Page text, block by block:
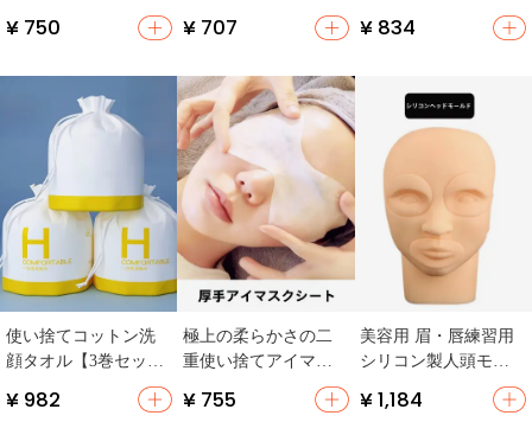
院向け・閉じた毛穴
用】（セットアップ
¥ 750
具・脱毛用・まつ毛
用】
¥ 707
頭・美容用・耳掃除
用】（セットアップ
¥ 834
使い捨てコットン洗
顔タオル【3巻セッ
ト・赤ちゃん用・や
わらかい】
¥ 982
極上の柔らかさの二
重使い捨てアイマス
ク【厚手・コットン
製・黒クマ対策・保
¥ 755
美容用 眉・唇練習用
シリコン製人頭モデ
ル【交換可能な眉・
唇付き】
¥ 1,184